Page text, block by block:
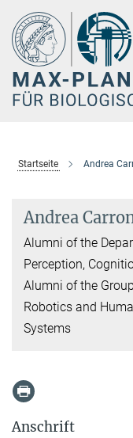
Hauptinhalt
Startseite Andrea
Andrea
Alumni of the
Perception,
Alumni of the
Robotics and
Systems
Anschrift